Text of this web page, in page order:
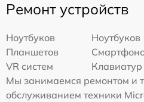
Ремонт устройств
Ноутбуков
Ноутбуков
Планшетов
VR систем
Клавиатур
Мы занимаемся ремонтом и
обслуживанием техники